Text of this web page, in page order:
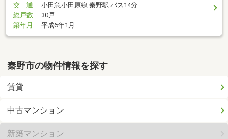
交 通
小田急小田原線 秦野駅 バス14分
総戸数
30戸
築年月
平成6年1月
秦野市の物件情報を探す
賃貸
中古マンション
新築マンション